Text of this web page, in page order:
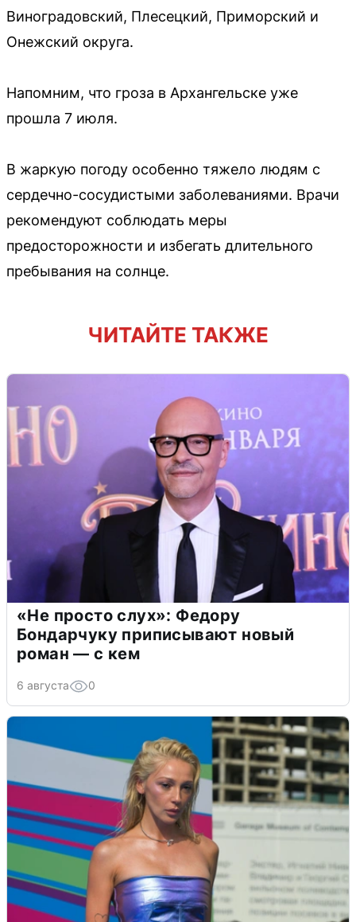
Виноградовский, Плесецкий, Приморский и
Онежский округа.
Напомним, что гроза в Архангельске уже
прошла 7 июля.
В жаркую погоду особенно тяжело людям с
сердечно-сосудистыми заболеваниями. Врачи
рекомендуют соблюдать меры
предосторожности и избегать длительного
пребывания на солнце.
ЧИТАЙТЕ ТАКЖЕ
«Не просто слух»: Федору
Бондарчуку приписывают новый
роман — с кем
6 августа 0